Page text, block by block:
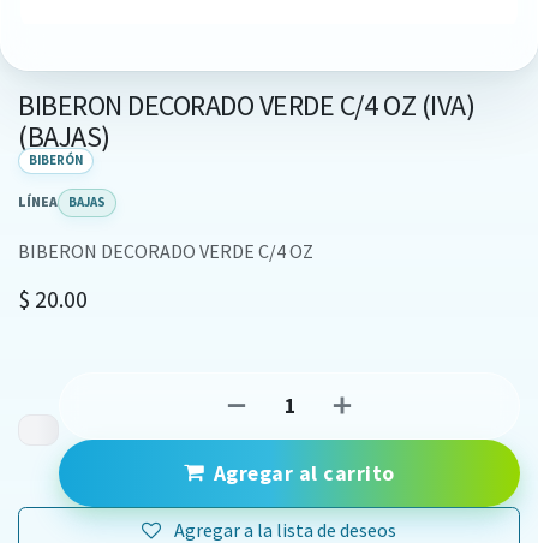
BIBERON DECORADO VERDE C/4 OZ (IVA)
(BAJAS)
BIBERÓN
LÍNEA BAJAS
BIBERON DECORADO VERDE C/4 OZ
$ 20.00
Agregar al carrito
Agregar a la lista de deseos